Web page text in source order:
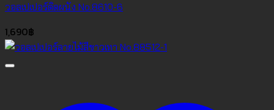
วอลเปเปอร์ติดผนัง No.8610-6
1,690฿